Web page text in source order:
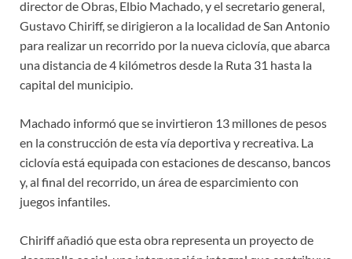
director de Obras, Elbio Machado, y el secretario general,
Gustavo Chiriff, se dirigieron a la localidad de San Antonio
para realizar un recorrido por la nueva ciclovía, que abarca
una distancia de 4 kilómetros desde la Ruta 31 hasta la
capital del municipio.
Machado informó que se invirtieron 13 millones de pesos
en la construcción de esta vía deportiva y recreativa. La
ciclovía está equipada con estaciones de descanso, bancos
y, al final del recorrido, un área de esparcimiento con
juegos infantiles.
Chiriff añadió que esta obra representa un proyecto de